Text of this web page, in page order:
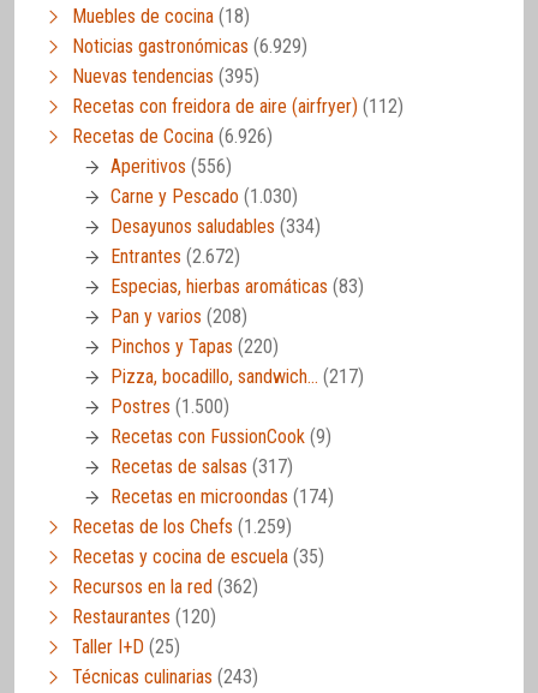
Muebles de cocina (18)
Noticias gastronómicas (6.929)
Nuevas tendencias (395)
Recetas con freidora de aire (airfryer) (112)
Recetas de Cocina (6.926)
Aperitivos (556)
Carne y Pescado (1.030)
Desayunos saludables (334)
Entrantes (2.672)
Especias, hierbas aromáticas (83)
Pan y varios (208)
Pinchos y Tapas (220)
Pizza, bocadillo, sandwich… (217)
Postres (1.500)
Recetas con FussionCook (9)
Recetas de salsas (317)
Recetas en microondas (174)
Recetas de los Chefs (1.259)
Recetas y cocina de escuela (35)
Recursos en la red (362)
Restaurantes (120)
Taller I+D (25)
Técnicas culinarias (243)